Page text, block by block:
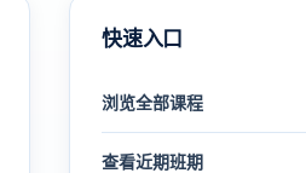
快速入口
浏览全部课程
查看近期班期